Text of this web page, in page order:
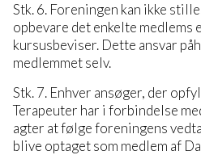
Stk. 6. Foreningen kan ikke
opbevare det enkelte medlems
kursusbeviser. Dette ansvar
medlemmet selv.
Stk. 7. Enhver ansøger, der
Terapeuter har i forbindelse
agter at følge foreningens
blive optaget som medlem af